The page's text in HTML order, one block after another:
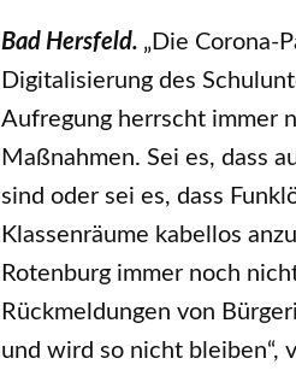
Bad Hersfeld. „Die Corona-
Digitalisierung des
Aufregung herrscht immer
Maßnahmen. Sei es, dass
sind oder sei es, dass
Klassenräume kabellos
Rotenburg immer noch
Rückmeldungen von
und wird so nicht bleiben“,